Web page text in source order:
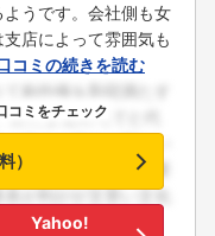
うです。会社側も女
店によって雰囲気も
コミの続きを読む
コミをチェック
）
Yahoo!